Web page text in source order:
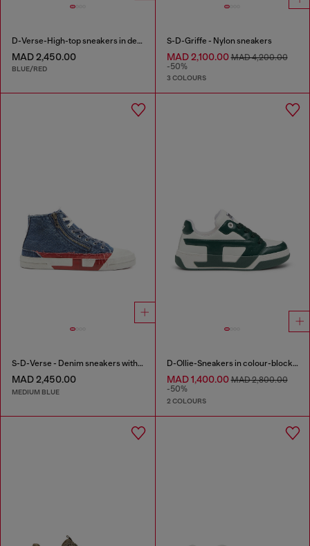
D-Verse-High-top sneakers in denim with D logo
MAD 2,450.00
BLUE/RED
S-D-Griffe - Nylon sneakers
MAD 2,100.00MAD 4,200.00
-50%
3 COLOURS
S-D-Verse - Denim sneakers with D logo
MAD 2,450.00
MEDIUM BLUE
D-Ollie-Sneakers in colour-block leather
MAD 1,400.00MAD 2,800.00
-50%
2 COLOURS